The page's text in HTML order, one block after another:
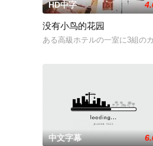
HD中字
没有小鸟的花园
ある高級ホテルの一室に3組の
中文字幕